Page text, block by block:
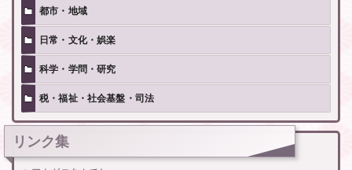
都市・地域
日常・文化・娯楽
科学・学問・研究
税・福祉・社会基盤・司法
リンク集